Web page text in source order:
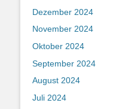
Dezember 2024
November 2024
Oktober 2024
September 2024
August 2024
Juli 2024